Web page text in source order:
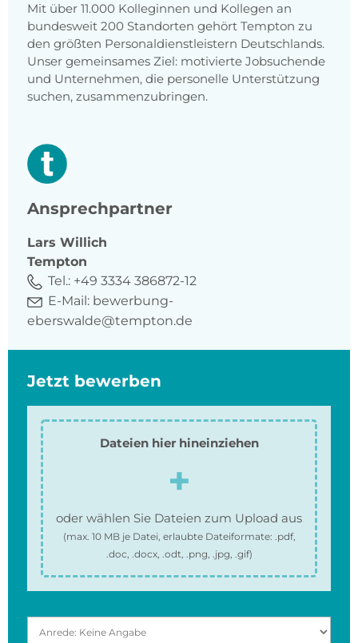
Mit über 11.000 Kolleginnen und Kollegen an
bundesweit 200 Standorten gehört Tempton zu
den größten Personaldienstleistern Deutschlands.
Unser gemeinsames Ziel: motivierte Jobsuchende
und Unternehmen, die personelle Unterstützung
suchen, zusammenzubringen.
Ansprechpartner
Lars Willich
Tempton
Tel.: +49 3334 386872-12
E-Mail: bewerbung-
eberswalde@tempton.de
Jetzt bewerben
Dateien hier hineinziehen
oder wählen Sie Dateien zum Upload aus
(max. 10 MBje Datei, erlaubte Dateiformate: .pdf,
.doc, .docx, .odt, .png, .jpg, .gif)